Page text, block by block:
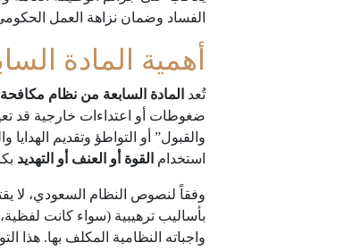
الفساد وضمان نزاهة العمل
أهمية المادة
تُعد المادة السابعة من نظام
ضغوطات أو اعتداءات خارجية قد
والقبول” أو التواطؤ وتقديم
استخدام القوة أو العنف أو التهديد
وفقاً لنصوص النظام السعودي، لا
بأساليب ترهيبية (سواء كانت
واجباته النظامية المكلف بها. هذا